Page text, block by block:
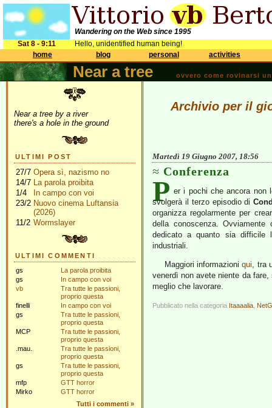
Wandering on the Web since 1995
Sat 8 - 9:11
Hello, unidentified human being!
home
blog personal activities
Near a tree ovvero come rovinarsi
Near a tree by a river
there's a hole in the ground
ULTIMI POST
27/7 Opera sì, nazismo no
14/7 La parola proibita
1/4
In campo con voi
23/2 Nuovo cinema Luftansia
(2026)
11/2 Wormslayer
ULTIMI COMMENTI
gs
La parola proibita
gs
In campo con voi
vb
Tra tutte le passioni,
proprio questa
finelli
In campo con voi
gs
Tra tutte le passioni,
proprio questa
MCP
Tra tutte le passioni,
proprio questa
.mau.
Tra tutte le passioni,
proprio questa
gs
Tra tutte le passioni,
proprio questa
mfp
GTT horror
Mirko
GTT horror
Tutti i commenti »
Archivio per il
Martedì 19 Giugno 2007, 18:56
Conferenza
P er i pochi che ancora non
svolgerà il terzo episodio di
organizza regolarmente per
della conoscenza.
dedicato a quanto sia difficile
industriali.
Maggiori informazioniqui, tra
venerdì non avete niente da
meglio che lavorare.
Pubblicato nella categoria Itaaaalia